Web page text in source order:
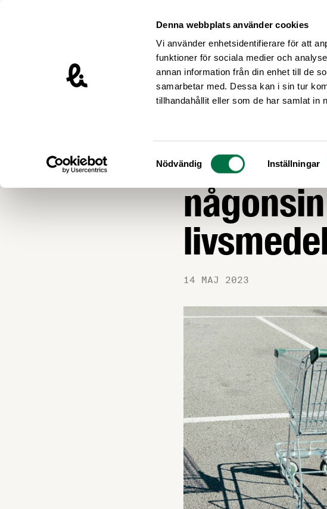
Denna webbplats använder cookies
Vi använder enhetsidentifierare för att
funktioner för sociala medier och
annan information från din enhet till de
samarbetar med. Dessa kan i sin tur
tillhandahållit eller som de har samlat in
Samtyckesval
Nödvändig Inställningar
Livsmedelsföretagen – till startsidan
Nyheter
Största
14 MAJ 2023